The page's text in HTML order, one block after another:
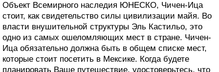
Объект Всемирного наследия ЮНЕСКО, Чичен-Ица
стоит, как свидетельство силы цивилизации майя. Во
власти внушительной структуры Эль Кастильо, это
одно из самых ошеломляющих мест в стране. Чичен-
Ица обязательно должна быть в общем списке мест,
которые стоит посетить в Мексике. Когда будете
планировать Ваше путешествие, удостоверьтесь, что